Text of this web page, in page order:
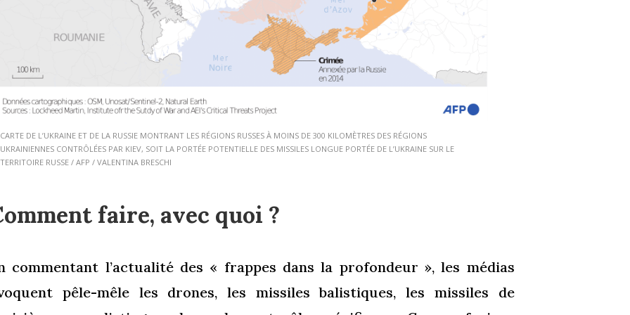
CARTE DE L’UKRAINE ET DE LA RUSSIE MONTRANT LES RÉGIONS RUSSES À MOINS DE 300 KILOMÈTRES DES RÉGIONS
UKRAINIENNES CONTRÔLÉES PAR KIEV, SOIT LA PORTÉE POTENTIELLE DES MISSILES LONGUE PORTÉE DE L’UKRAINE SUR LE
TERRITOIRE RUSSE / AFP / VALENTINA BRESCHI
faire, avec quoi ?
commentant l’actualité des « frappes dans la profondeur », les médias
pêle-mêle les drones, les missiles balistiques, les missiles de